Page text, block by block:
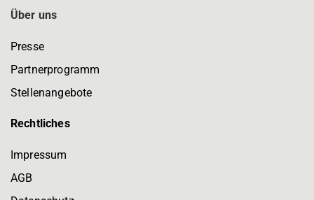
Über uns
Presse
Partnerprogramm
Stellenangebote
Rechtliches
Impressum
AGB